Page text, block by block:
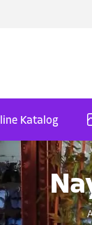
Katalog